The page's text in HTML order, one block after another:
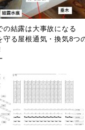
の結露は大事故になる
る屋根通気・換気8つ